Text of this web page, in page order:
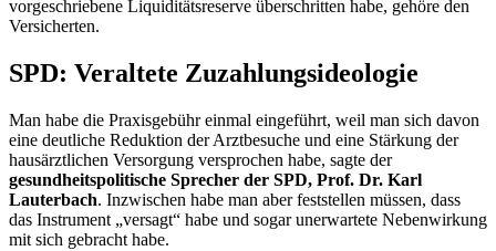
vorgeschriebene Liquiditätsreserve überschritten habe, gehöre den
Versicherten.
SPD: Veraltete Zuzahlungsideologie
Man habe die Praxisgebühr einmal eingeführt, weil man sich davon
eine deutliche Reduktion der Arztbesuche und eine Stärkung der
hausärztlichen Versorgung versprochen habe, sagte der
gesundheitspolitische Sprecher der SPD, Prof. Dr. Karl
Lauterbach. Inzwischen habe man aber feststellen müssen, dass
das Instrument „versagt“ habe und sogar unerwartete Nebenwirkung
mit sich gebracht habe.